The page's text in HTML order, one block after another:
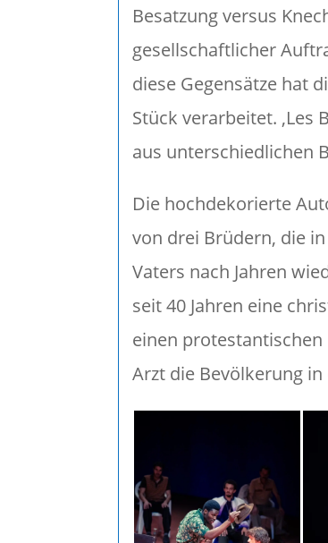
Besatzung versus
gesellschaftlicher
diese Gegensätze hat
Stück verarbeitet. ‚Les
aus unterschiedlichen
Die hochdekorierte
von drei Brüdern, die
Vaters nach Jahren
seit 40 Jahren eine
einen
Arzt die Bevölkerung